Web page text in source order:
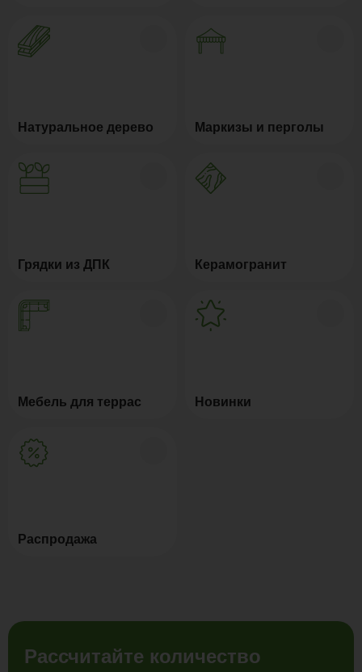
Натуральное дерево Маркизы и перголы
Грядки из ДПК Керамогранит
Мебель для террас Новинки
Распродажа
Рассчитайте количество